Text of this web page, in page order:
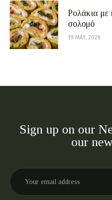
Ρολάκια με
σολομό
19 MAY, 2026
Sign up on our
our